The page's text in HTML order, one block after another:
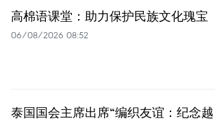
高棉语课堂：助力保护民族文化瑰宝
06/08/2026 08:52
泰国国会主席出席“编织友谊：纪念越